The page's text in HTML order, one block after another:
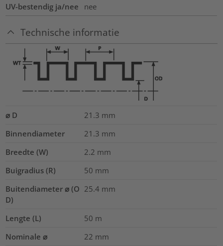
UV-bestendig ja/nee
nee
Technische informatie
⌀ D 21.3 mm
Binnendiameter
21.3 mm
Breedte (W)
2.2 mm
Buigradius (R)
50 mm
Buitendiameter ⌀ (O
D)
25.4 mm
Lengte (L) 50 m
Nominale ⌀
22 mm